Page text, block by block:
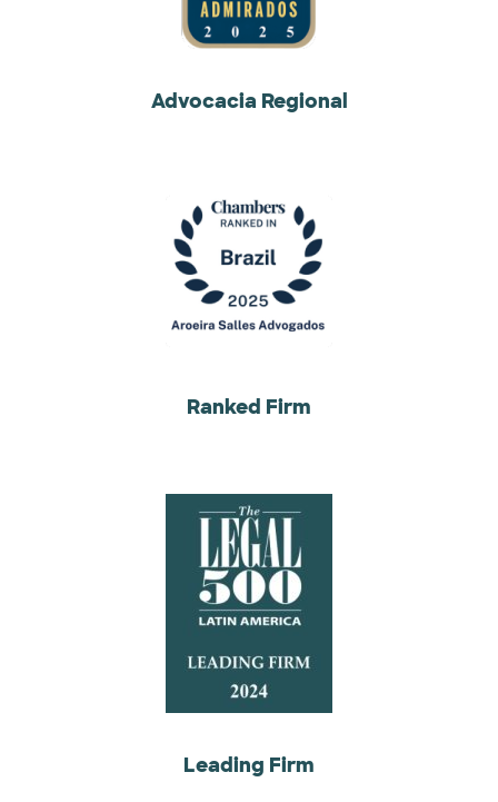
Advocacia Regional
Ranked Firm
Leading Firm